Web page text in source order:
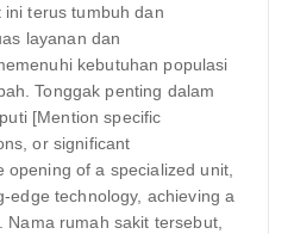
ini terus tumbuh dan
layanan dan
kebutuhan populasi
Tonggak penting dalam
[Mention specific
or significant
of a specialized unit,
edge technology, achieving a
rumah sakit tersebut,